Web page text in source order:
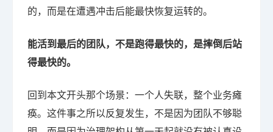
的，而是在遭遇冲击后能最快恢复运转的。
能活到最后的团队，不是跑得最快的，是摔倒后站
得最快的。
回到本文开头那个场景：一个人失联，整个业务瘫
痪。这件事之所以反复发生，不是因为团队不够聪